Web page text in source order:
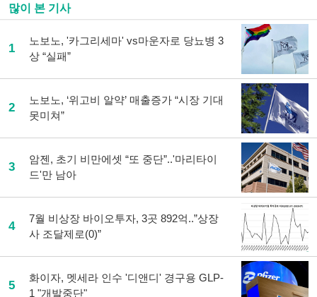
많이 본 기사
1
노보노, '카그리세마' vs마운자로 당뇨병 3
상 “실패”
2
노보노, ‘위고비 알약’ 매출증가 “시장 기대
못미쳐”
3
암젠, 초기 비만에셋 “또 중단”..'마리타이
드'만 남아
4
7월 비상장 바이오투자, 3곳 892억..”상장
사 조달제로(0)”
5
화이자, 멧세라 인수 '디앤디' 경구용 GLP-
1 "개발중단"